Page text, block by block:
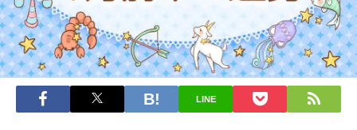
LINE